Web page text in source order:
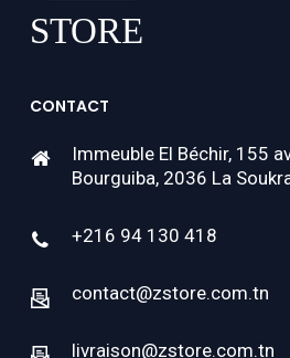
CONTACT
Immeuble El Béchir, 155
Bourguiba, 2036 La
+216 94 130 418
contact@zstore.com.tn
livraison@zstore.com.tn